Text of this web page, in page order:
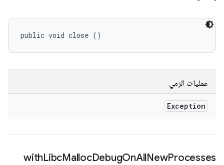
public void close ()
عمليات الرمي
Exception
withLibcMallocDebugOnAllNewProcesses